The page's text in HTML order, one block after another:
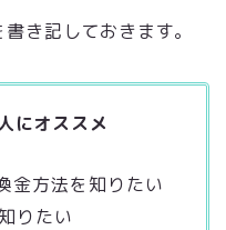
き記しておきます。
にオススメ
金方法を知りたい
りたい